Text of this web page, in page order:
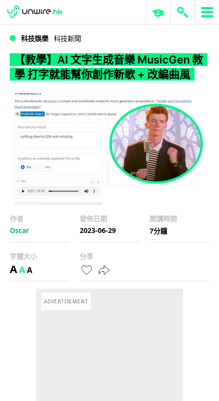
WWDC 2026 ERP 與商業 AI
科技娛樂 科技新聞
【教學】AI 文字生成音樂 MusicGen 教
學 打字就能幫你創作新歌 + 改編曲風
作者
Oscar
發佈日期
2023-06-29
閱讀時間
7分鐘
字體大小
AAA
分享
ADVERTISEMENT